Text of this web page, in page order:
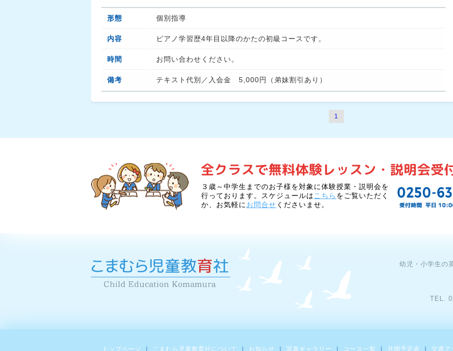
形態 個別指導
内容 ピアノ学習歴4年目以降のかたの初級コースです。
時間 お問い合わせください。
備考 テキスト代別／入会金　5,000円（弟妹割引あり）
1
３歳～中学生までのお子様を対象に体験授業・説明会を
行っております。スケジュールは こちら をご覧いただく
か、お気軽に お問合せ くださいませ。
幼児・小学生の
トップページ こまむら児童教育社について お知らせ 写真ギャラリー コース一覧 月間予定表 交通ア